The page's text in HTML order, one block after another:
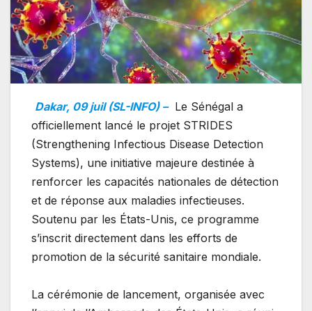
Dakar, 09 juil (SL-INFO) – Le Sénégal a
officiellement lancé le projet STRIDES
(Strengthening Infectious Disease Detection
Systems), une initiative majeure destinée à
renforcer les capacités nationales de détection
et de réponse aux maladies infectieuses.
Soutenu par les États-Unis, ce programme
s’inscrit directement dans les efforts de
promotion de la sécurité sanitaire mondiale.
La cérémonie de lancement, organisée avec